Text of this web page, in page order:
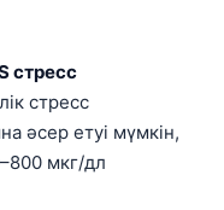
стресс
стресс
әсер етуі мүмкін,
мкг/дл